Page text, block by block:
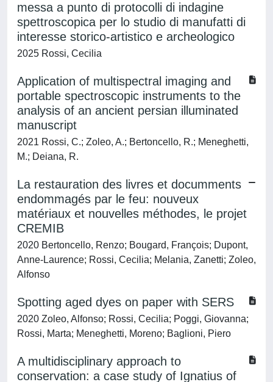
messa a punto di protocolli di indagine
spettroscopica per lo studio di manufatti di
interesse storico-artistico e archeologico
2025 Rossi, Cecilia
Application of multispectral imaging and
portable spectroscopic instruments to the
analysis of an ancient persian illuminated
manuscript
2021 Rossi, C.; Zoleo, A.; Bertoncello, R.; Meneghetti,
M.; Deiana, R.
La restauration des livres et documments
endommagés par le feu: nouveux
matériaux et nouvelles méthodes, le projet
CREMIB
2020 Bertoncello, Renzo; Bougard, François; Dupont,
Anne-Laurence; Rossi, Cecilia; Melania, Zanetti; Zoleo,
Alfonso
Spotting aged dyes on paper with SERS
2020 Zoleo, Alfonso; Rossi, Cecilia; Poggi, Giovanna;
Rossi, Marta; Meneghetti, Moreno; Baglioni, Piero
A multidisciplinary approach to
conservation: a case study of Ignatius of